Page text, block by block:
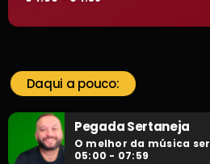
Daqui a pouco:
Pegada Sertaneja
O melhor da música
05:00 - 07:59